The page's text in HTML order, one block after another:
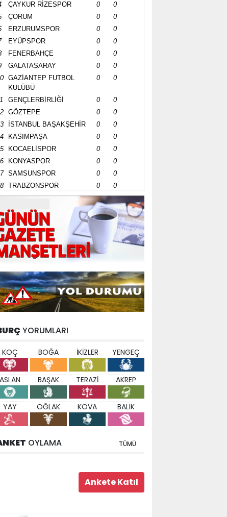
ÇAYKUR RİZESPOR 0
0
ÇORUM 0
0
ERZURUMSPOR 0
0
EYÜPSPOR 0
0
FENERBAHÇE 0
0
GALATASARAY 0
0
GAZİANTEP FUTBOL
KULÜBÜ
0 0
GENÇLERBİRLİĞİ 0
0
GÖZTEPE 0
0
İSTANBUL BAŞAKŞEHİR 0
0
KASIMPAŞA 0
0
KOCAELİSPOR 0
0
KONYASPOR 0
0
SAMSUNSPOR 0
0
TRABZONSPOR 0 0
YORUMLARI
KOÇ BOĞA İKİZLER YENGEÇ
ASLAN BAŞAK TERAZİ AKREP
YAY OĞLAK KOVA BALIK
OYLAMA TÜMÜ